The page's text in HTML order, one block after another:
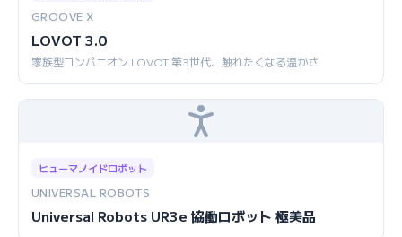
GROOVE X
LOVOT 3.0
家族型コンパニオン LOVOT 第3世代、触れたくなる温かさ
ヒューマノイドロボット
UNIVERSAL ROBOTS
Universal Robots UR3e 協働ロボット 極美品